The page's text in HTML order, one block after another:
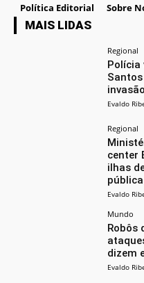
Política Editorial Sobre
MAIS LIDAS
Regional
Polícia
Evaldo
Regional
center
ilhas
Evaldo
Mundo
Robôs
dizem
Evaldo